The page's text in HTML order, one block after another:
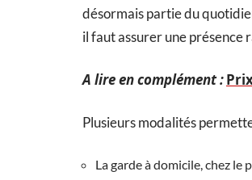
désormais partie du
il faut assurer une présence
A lire en complément :
Plusieurs modalités
La garde à domicile, chez